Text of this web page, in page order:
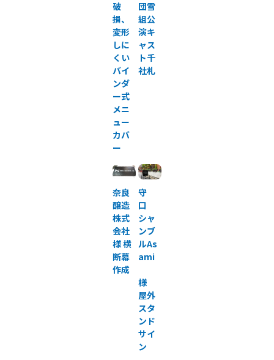
破
損、
変形
しに
くい
バイ
ンダ
ー式
メニ
ュー
カバ
ー
団雪
組公
演キ
ャス
ト千
社札
奈良
醸造
株式
会社
様 横
断幕
作成
守
口
シャ
ンブ
ルAs
ami
様
屋外
スタ
ンド
サイ
ン